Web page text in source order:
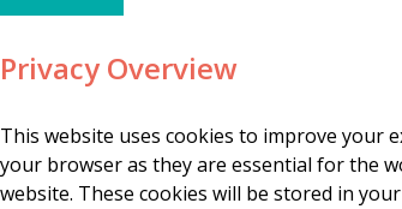
Privacy Overview
This website uses cookies to improve your
your browser as they are essential for the
website. These cookies will be stored in